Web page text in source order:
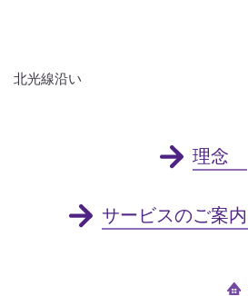
北光線沿い
理念
サービスのご案